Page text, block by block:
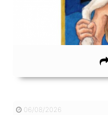
06/08/2026